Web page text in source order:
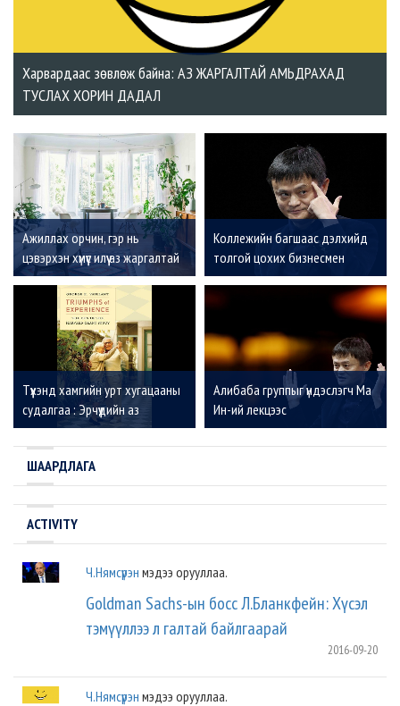
Харвардаас зөвлөж байна: АЗ ЖАРГАЛТАЙ АМЬДРАХАД
ТУСЛАХ ХОРИН ДАДАЛ
Ажиллах орчин, гэр нь
цэвэрхэн хүмүүс илүү аз жаргалтай
байдаг
Коллежийн багшаас дэлхийд
толгой цохих бизнесмен
болсон Алибаба компанийг
үндэслэгч Ма Ин-ий тухай
Түүхэнд хамгийн урт хугацааны
судалгаа : Эрчүүдийн аз
жаргалд юу хамгийн их
нөлөөлдөг вэ ?
Алибаба группыг үндэслэгч Ма
Ин-ий лекцээс
ШААРДЛАГА
ACTIVITY
Ч.Нямсүрэн мэдээ орууллаа.
Goldman Sachs-ын босс Л.Бланкфейн: Хүсэл
тэмүүллээ л галтай байлгаарай
2016-09-20
Ч.Нямсүрэн мэдээ орууллаа.